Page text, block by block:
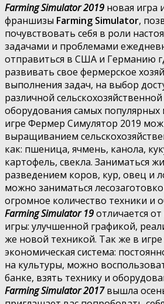
Farming Simulator 2019 новая игра
франшизы Farming Simulator,
почувствовать себя в роли
задачами и проблемами
отправиться в США и Германию
развивать свое фермерское
выполнения задач, на выбор
различной
оборудования самых
игре Фермер Симулятор 2019
выращиванием
как: пшеница, ячмень, канола,
картофель, свекла. Заниматься
разведением коров, кур, овец и
можно заниматься
огромное количество техники и
Farming Simulator 19отличается
игры: улучшенной графикой,
же новой техникой. Так же в
экономическая система:
на культуры, можно
банке, взять технику и
Farming Simulator 2017вышла